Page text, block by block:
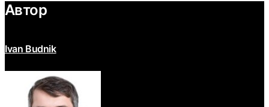
Автор
Ivan Budnik